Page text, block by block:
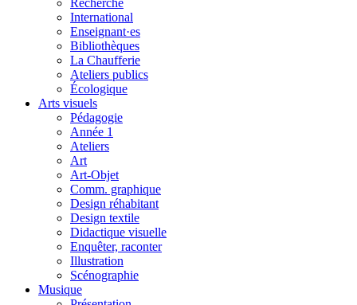
Recherche
International
Enseignant·es
Bibliothèques
La Chaufferie
Ateliers publics
Écologique
Arts visuels
Pédagogie
Année 1
Ateliers
Art
Art-Objet
Comm. graphique
Design réhabitant
Design textile
Didactique visuelle
Enquêter, raconter
Illustration
Scénographie
Musique